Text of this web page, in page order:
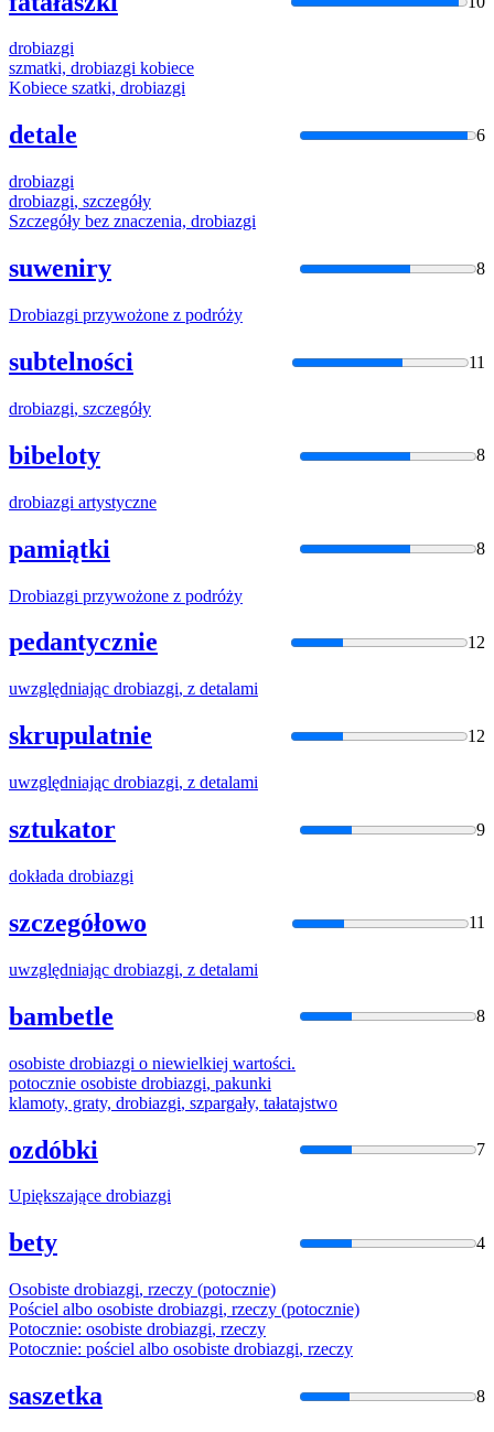
drobiazgi
szmatki, drobiazgi kobiece
Kobiece szatki, drobiazgi
detale 6
drobiazgi
drobiazgi, szczegóły
Szczegóły bez znaczenia, drobiazgi
suweniry 8
Drobiazgi przywożone z podróży
subtelności 11
drobiazgi, szczegóły
bibeloty 8
drobiazgi artystyczne
pamiątki 8
Drobiazgi przywożone z podróży
pedantycznie 12
uwzględniając drobiazgi, z detalami
skrupulatnie 12
uwzględniając drobiazgi, z detalami
sztukator 9
dokłada drobiazgi
szczegółowo 11
uwzględniając drobiazgi, z detalami
bambetle 8
osobiste drobiazgi o niewielkiej wartości.
potocznie osobiste drobiazgi, pakunki
klamoty, graty, drobiazgi, szpargały, tałatajstwo
ozdóbki 7
Upiększające drobiazgi
bety 4
Osobiste drobiazgi, rzeczy (potocznie)
Pościel albo osobiste drobiazgi, rzeczy (potocznie)
Potocznie: osobiste drobiazgi, rzeczy
Potocznie: pościel albo osobiste drobiazgi, rzeczy
saszetka 8